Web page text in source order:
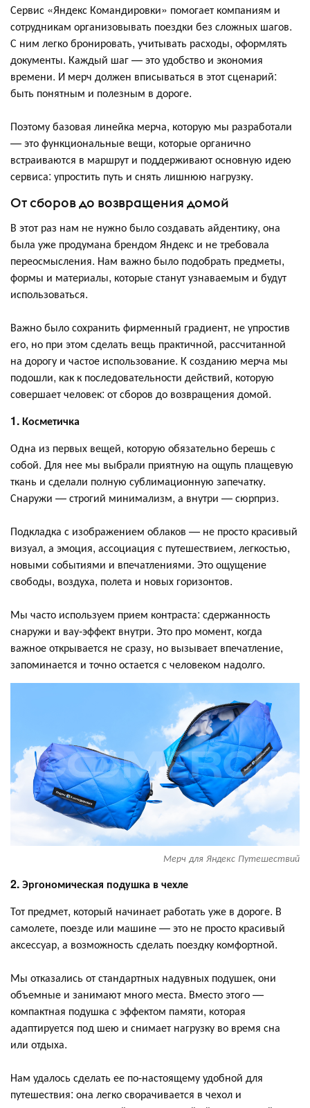
Сервис «Яндекс Командировки» помогает компаниям и
сотрудникам организовывать поездки без сложных шагов.
С ним легко бронировать, учитывать расходы, оформлять
документы. Каждый шаг — это удобство и экономия
времени. И мерч должен вписываться в этот сценарий:
быть понятным и полезным в дороге.
Поэтому базовая линейка мерча, которую мы разработали
— это функциональные вещи, которые органично
встраиваются в маршрут и поддерживают основную идею
сервиса: упростить путь и снять лишнюю нагрузку.
От сборов до возвращения домой
В этот раз нам не нужно было создавать айдентику, она
была уже продумана брендом Яндекс и не требовала
переосмысления. Нам важно было подобрать предметы,
формы и материалы, которые станут узнаваемым и будут
использоваться.
Важно было сохранить фирменный градиент, не упростив
его, но при этом сделать вещь практичной, рассчитанной
на дорогу и частое использование. К созданию мерча мы
подошли, как к последовательности действий, которую
совершает человек: от сборов до возвращения домой.
1. Косметичка
Одна из первых вещей, которую обязательно берешь с
собой. Для нее мы выбрали приятную на ощупь плащевую
ткань и сделали полную сублимационную запечатку.
Снаружи — строгий минимализм, а внутри — сюрприз.
Подкладка с изображением облаков — не просто красивый
визуал, а эмоция, ассоциация с путешествием, легкостью,
новыми событиями и впечатлениями. Это ощущение
свободы, воздуха, полета и новых горизонтов.
Мы часто используем прием контраста: сдержанность
снаружи и вау-эффект внутри. Это про момент, когда
важное открывается не сразу, но вызывает впечатление,
запоминается и точно остается с человеком надолго.
Мерч для Яндекс Путешествий
2. Эргономическая подушка в чехле
Тот предмет, который начинает работать уже в дороге. В
самолете, поезде или машине — это не просто красивый
аксессуар, а возможность сделать поездку комфортной.
Мы отказались от стандартных надувных подушек, они
объемные и занимают много места. Вместо этого —
компактная подушка с эффектом памяти, которая
адаптируется под шею и снимает нагрузку во время сна
или отдыха.
Нам удалось сделать ее по-настоящему удобной для
путешествия: она легко сворачивается в чехол и